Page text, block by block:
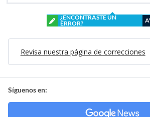
¿ENCONTRASTE UN
ERROR?
Revisa nuestra página de correcciones
Síguenos en: